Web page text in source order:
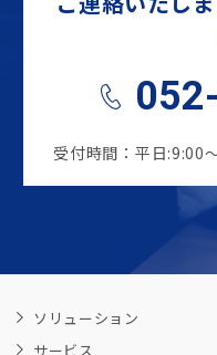
受付時間：平日:9:00
ソリューション
サービス